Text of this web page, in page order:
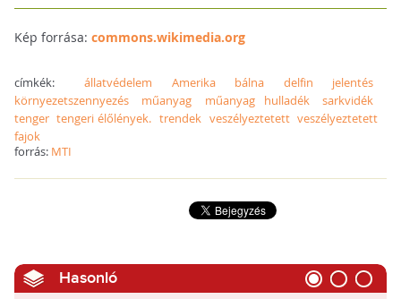
Kép forrása: commons.wikimedia.org
címkék: állatvédelem Amerika bálna delfin
jelentés
környezetszennyezés
műanyag műanyag hulladék
sarkvidék
tenger tengeri élőlények. trendek veszélyeztetett veszélyeztetett
fajok
forrás: MTI
Hasonló